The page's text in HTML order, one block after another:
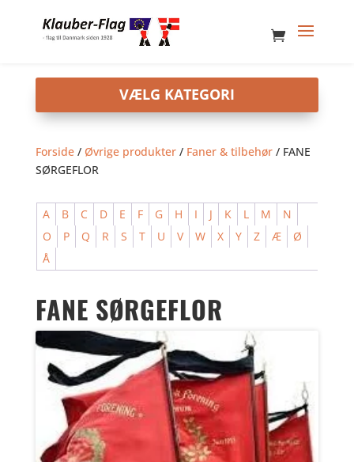
Forside/ Øvrige produkter/ Faner & tilbehør/ FANE
SØRGEFLOR
A B C D E F G H I J K L M
N
O
P Q R S T U V W X Y Z Æ
Ø
Å
FANE SØRGEFLOR